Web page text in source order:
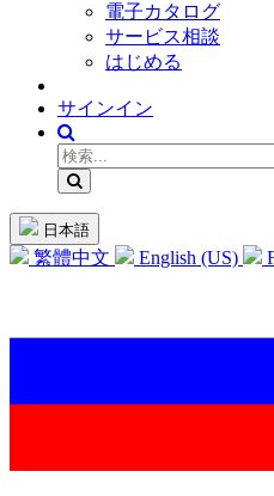
電子カタログ
サービス相談
はじめる
サインイン
日本語
繁體中文 English (US)